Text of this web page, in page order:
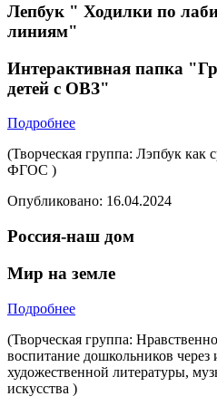
Лепбук " Ходилки по
линиям"
Интерактивная папка
детей с ОВЗ"
Подробнее
(Творческая группа: Лэпбук как
ФГОС )
Опубликовано: 16.04.2024
Россия-наш дом
Мир на земле
Подробнее
(Творческая группа:
воспитание дошкольников через
художественной литературы,
искусства )